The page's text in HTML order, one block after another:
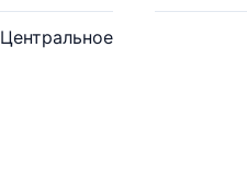
Центральное